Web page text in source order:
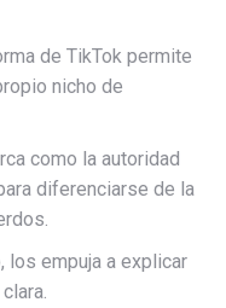
de TikTok permite
nicho de
como la autoridad
diferenciarse de la
los empuja a explicar